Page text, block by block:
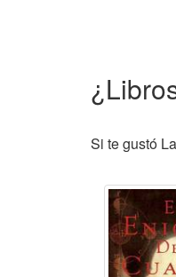
Si te gustó